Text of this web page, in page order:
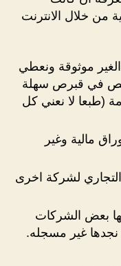
من خلال الانترنت
موثوقة ونعطي
في قبرص سهلة
(طبعا لا نعني كل
مالية وغير
لشركة اخرى
بعض الشركات
نجدها غير مسجله.